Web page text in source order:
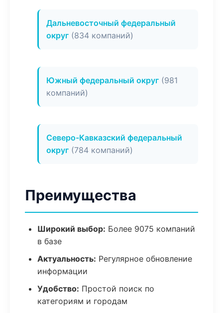
Дальневосточный федеральный
округ (834 компаний)
Южный федеральный округ (981
компаний)
Северо-Кавказский федеральный
округ (784 компаний)
Преимущества
Широкий выбор: Более 9075 компаний
в базе
Актуальность: Регулярное обновление
информации
Удобство: Простой поиск по
категориям и городам